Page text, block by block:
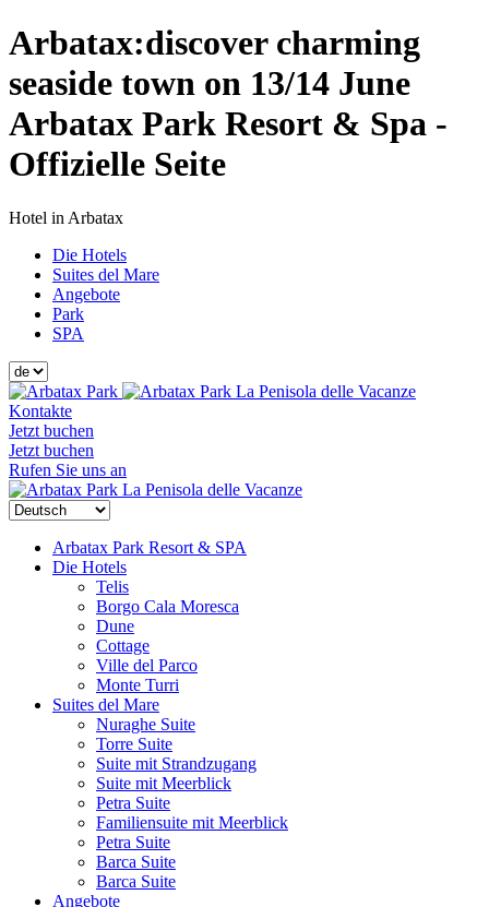
Arbatax:discover charming
seaside town on 13/14 June
Arbatax Park Resort & Spa -
Offizielle Seite
Hotel in Arbatax
Die Hotels
Suites del Mare
Angebote
Park
SPA
La Penisola delle Vacanze
Kontakte
Jetzt buchen
Jetzt buchen
Rufen Sie uns an
La Penisola delle Vacanze
Arbatax Park Resort & SPA
Die Hotels
Telis
Borgo Cala Moresca
Dune
Cottage
Ville del Parco
Monte Turri
Suites del Mare
Nuraghe Suite
Torre Suite
Suite mit Strandzugang
Suite mit Meerblick
Petra Suite
Familiensuite mit Meerblick
Petra Suite
Barca Suite
Barca Suite
Angebote